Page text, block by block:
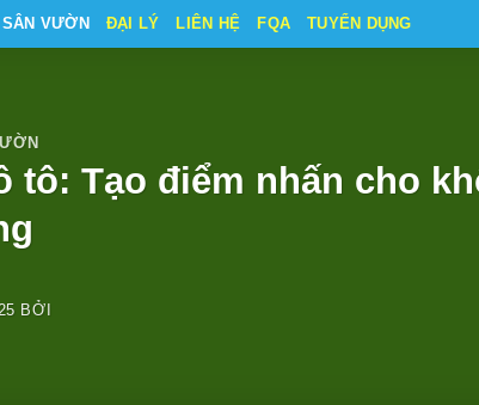
VƯỜN ĐẠI LÝ LIÊN HỆ FQA TUYỂN DỤNG
Tạo điểm nhấn cho
BỞI